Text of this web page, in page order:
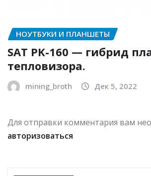
НОУТБУКИ И ПЛАНШЕТЫ
SAT PK-160 — гибрид
тепловизора.
mining_broth Дек 5, 2022
Для отправки комментария вам
авторизоваться